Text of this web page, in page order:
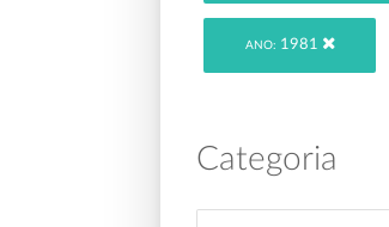
ANO: 1981
Categoria